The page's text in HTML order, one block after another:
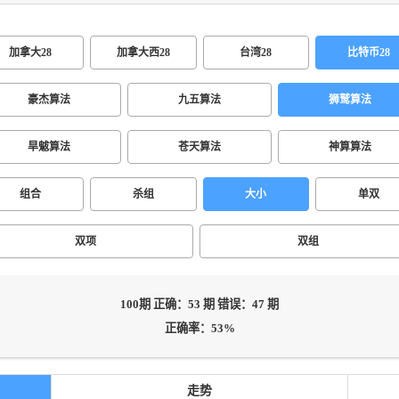
加拿大28 加拿大西28 台湾28 比特币28
豪杰算法 九五算法 狮鹫算法
旱魃算法 苍天算法 神算算法
组合 杀组 大小 单双
双项 双组
100期 正确：53 期 错误：47 期
正确率：53%
走势